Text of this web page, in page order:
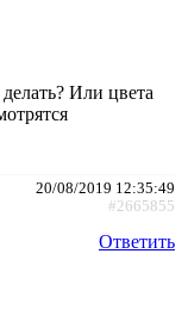
Или цвета
20/08/2019 12:35:49
#2665855
Ответить